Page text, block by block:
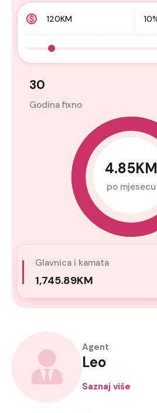
30
Godina fixno
4.85KM
po mjesecu
Glavnica i kamata
1,745.89KM
Agent
Leo
Saznaj više